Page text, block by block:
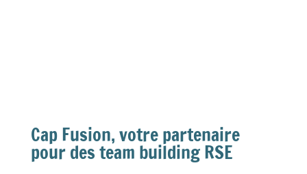
Cap Fusion, votre partenaire
pour des team building RSE